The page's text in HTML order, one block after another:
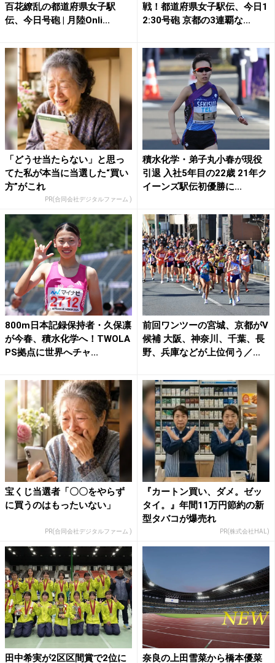
百花繚乱の都道府県女子駅
伝、今日号砲 | 月陸Onli...
戦！都道府県女子駅伝、今日1
2:30号砲 京都の3連覇な...
「どうせ当たらない」と思っ
てた私が本当に当選した“買い
方”がこれ
PR(合同会社デジタルファーム )
積水化学・弟子丸小春が現役
引退 入社5年目の22歳 21年ク
イーンズ駅伝初優勝に...
800m日本記録保持者・久保凛
が今春、積水化学へ！TWOLA
PS拠点に世界へチャ...
前回ワンツーの宮城、京都がV
候補 大阪、神奈川、千葉、長
野、兵庫などが上位伺う／...
宝くじ当選者「〇〇をやらず
に買うのはもったいない」
PR(合同会社デジタルファーム )
『カートン買い、ダメ。ゼッ
タイ。』年間11万円節約の新
型タバコが爆売れ
PR(株式会社HAL)
田中希実が2区区間賞で2位に 奈良の上田雪菜から橋本優菜